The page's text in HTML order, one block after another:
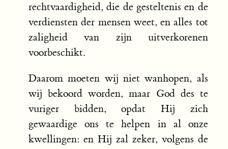
rechtvaardigheid, die de gesteltenis en de
verdiensten der mensen weet, en alles tot
zaligheid van zijn uitverkorenen
voorbeschikt.
Daarom moeten wij niet wanhopen, als
wij bekoord worden, maar God des te
vuriger bidden, opdat Hij zich
gewaardige ons te helpen in al onze
kwellingen: en Hij zal zeker, volgens de